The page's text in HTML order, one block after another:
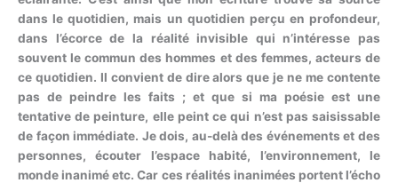
dans le quotidien, mais un quotidien perçu en profondeur,
dans l’écorce de la réalité invisible qui n’intéresse pas
souvent le commun des hommes et des femmes, acteurs de
ce quotidien. Il convient de dire alors que je ne me contente
pas de peindre les faits ; et que si ma poésie est une
tentative de peinture, elle peint ce qui n’est pas saisissable
de façon immédiate. Je dois, au-delà des événements et des
personnes, écouter l’espace habité, l’environnement, le
monde inanimé etc. Car ces réalités inanimées portent l’écho